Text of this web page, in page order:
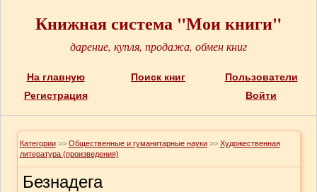
Книжная система "Мои книги"
дарение, купля, продажа, обмен книг
На главную Поиск книг
Пользователи
Регистрация
Войти
Категории >> Общественные и гуманитарные науки >> Художественная
литература (произведения)
Безнадега